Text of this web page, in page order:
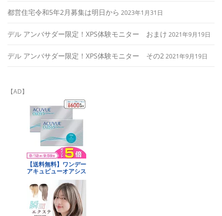
都営住宅令和5年2月募集は明日から 2023年1月31日
デル アンバサダー限定！XPS体験モニター おまけ 2021年9月19日
デル アンバサダー限定！XPS体験モニター その22021年9月19日
【AD】